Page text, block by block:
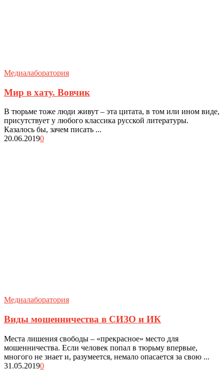
Медиалаборатория
Мир в хату. Вовчик
В тюрьме тоже люди живут – эта цитата, в том или ином виде,
присутствует у любого классика русской литературы.
Казалось бы, зачем писать ...
20.06.20190
Медиалаборатория
Виды мошенничества в СИЗО и ИК
Места лишения свободы – «прекрасное» место для
мошенничества. Если человек попал в тюрьму впервые,
многого не знает и, разумеется, немало опасается за свою ...
31.05.20190